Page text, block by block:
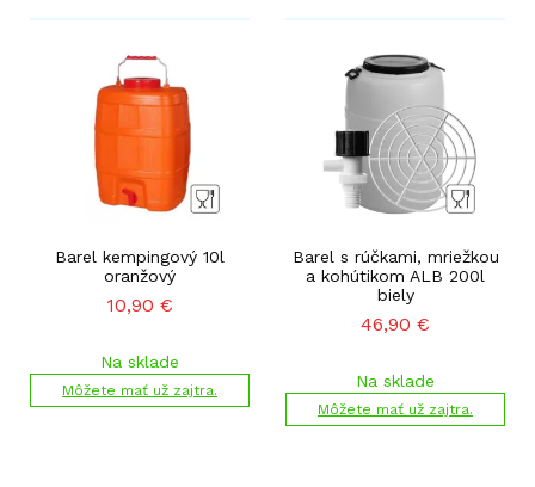
Barel kempingový 10l
oranžový
10,90 €
Na sklade
Môžete mať už zajtra.
Barel s rúčkami, mriežkou
a kohútikom ALB 200l
biely
46,90 €
Na sklade
Môžete mať už zajtra.